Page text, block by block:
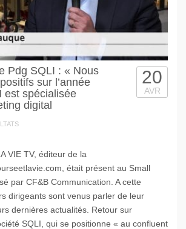
Pdg SQLI : « Nous
sur l’année
est spécialisée
digital
20
AVR
VIE TV, éditeur de la
était présent au Small
par CF&B Communication. A cette
dirigeants sont venus parler de leur
dernières actualités. Retour sur
SQLI, qui se positionne « au confluent